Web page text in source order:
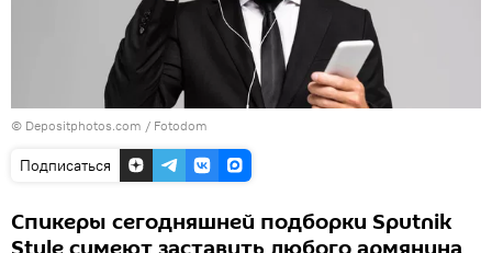
© Depositphotos.com / Fotodom
Подписаться
Спикеры сегодняшней подборки Sputnik